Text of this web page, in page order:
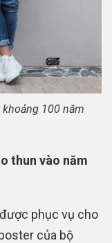
100 năm
thun vào năm
phục vụ cho
của bộ